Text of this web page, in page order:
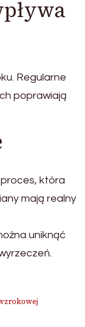
Regularne
poprawiają
która
mają realny
uniknąć